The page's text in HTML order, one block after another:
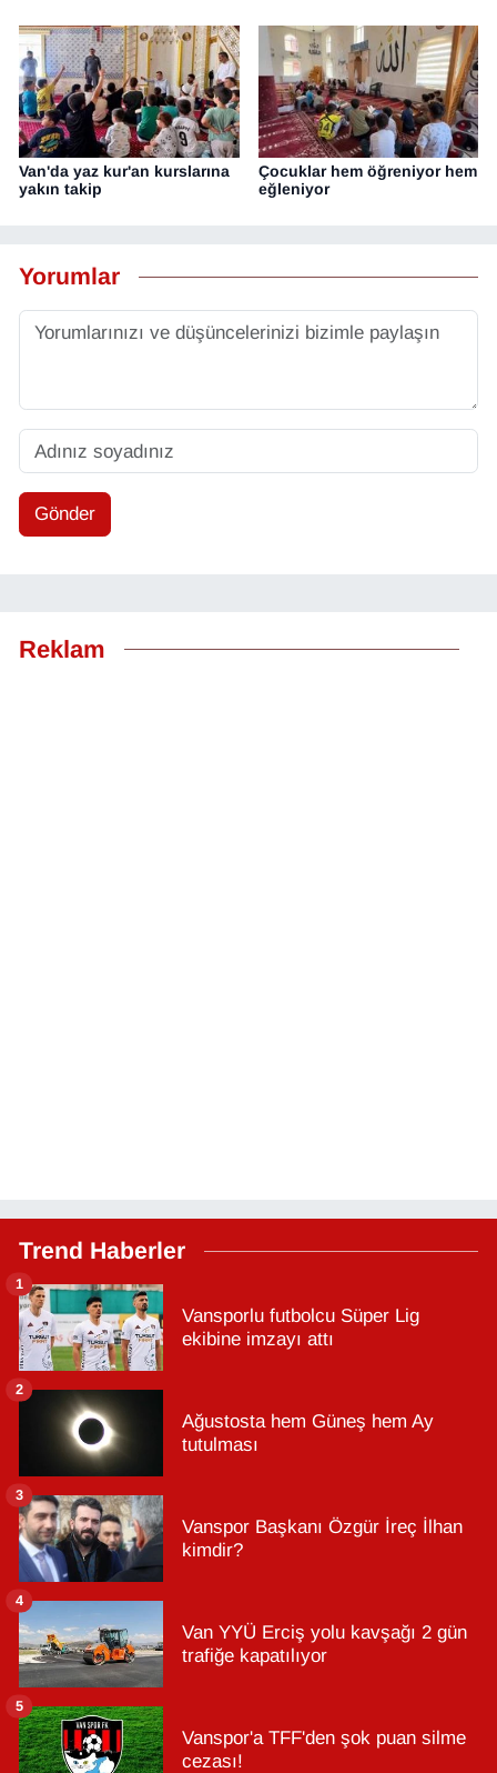
Van'da yaz kur'an kurslarına
yakın takip
Çocuklar hem öğreniyor hem
eğleniyor
Yorumlar
Gönder
Reklam
Trend Haberler
Vansporlu futbolcu Süper Lig
ekibine imzayı attı
1
Ağustosta hem Güneş hem Ay
tutulması
2
Vanspor Başkanı Özgür İreç İlhan
kimdir?
3
Van YYÜ Erciş yolu kavşağı 2 gün
trafiğe kapatılıyor
4
Vanspor'a TFF'den şok puan silme
cezası!
5